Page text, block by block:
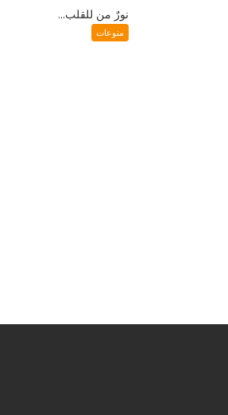
نورٌ من للقلب...
منوعات